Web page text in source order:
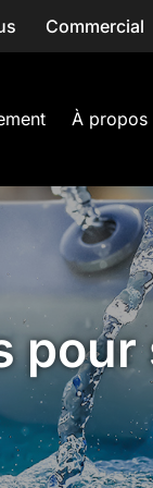
Commercial
À propos
pour